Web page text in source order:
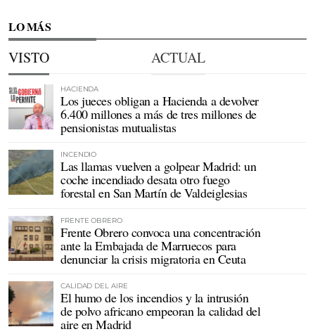
LO MÁS
VISTO ACTUAL
HACIENDA
Los jueces obligan a Hacienda a devolver
6.400 millones a más de tres millones de
pensionistas mutualistas
INCENDIO
Las llamas vuelven a golpear Madrid: un
coche incendiado desata otro fuego
forestal en San Martín de Valdeiglesias
FRENTE OBRERO
Frente Obrero convoca una concentración
ante la Embajada de Marruecos para
denunciar la crisis migratoria en Ceuta
CALIDAD DEL AIRE
El humo de los incendios y la intrusión
de polvo africano empeoran la calidad del
aire en Madrid